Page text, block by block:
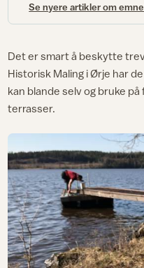
Se nyere artikler om
Det er smart å beskytte
Historisk Maling i Ørje har
kan blande selv og bruke
terrasser.